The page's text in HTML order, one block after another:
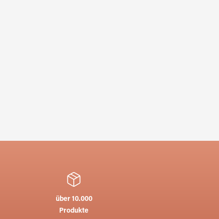
über 10.000
Produkte